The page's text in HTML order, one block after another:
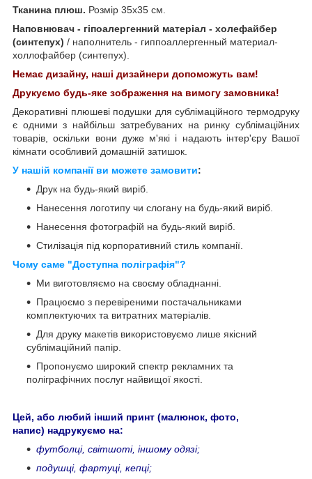
Тканина плюш. Розмір 35х35 см.
Наповнювач - гіпоалергенний матеріал - холефайбер
(синтепух) / наполнитель - гиппоаллергенный материал-
холлофайбер (синтепух).
Немає дизайну, наші дизайнери допоможуть вам!
Друкуємо будь-яке зображення на вимогу замовника!
Декоративні плюшеві подушки для сублімаційного термодруку
є одними з найбільш затребуваних на ринку сублімаційних
товарів, оскільки вони дуже м'які і надають інтер'єру Вашої
кімнати особливий домашній затишок.
У нашій компанії ви можете замовити:
Друк на будь-який виріб.
Нанесення логотипу чи слогану на будь-який виріб.
Нанесення фотографій на будь-який виріб.
Стилізація під корпоративний стиль компанії.
Чому саме "Доступна поліграфія"?
Ми виготовляємо на своєму обладнанні.
Працюємо з перевіреними постачальниками
комплектуючих та витратних матеріалів.
Для друку макетів використовуємо лише якісний
сублімаційний папір.
Пропонуємо широкий спектр рекламних та
поліграфічних послуг найвищої якості.
Цей, або любий інший принт (малюнок, фото,
напис) надрукуємо на:
футболці, світшоті, іншому одязі;
подушці, фартуці, кепці;